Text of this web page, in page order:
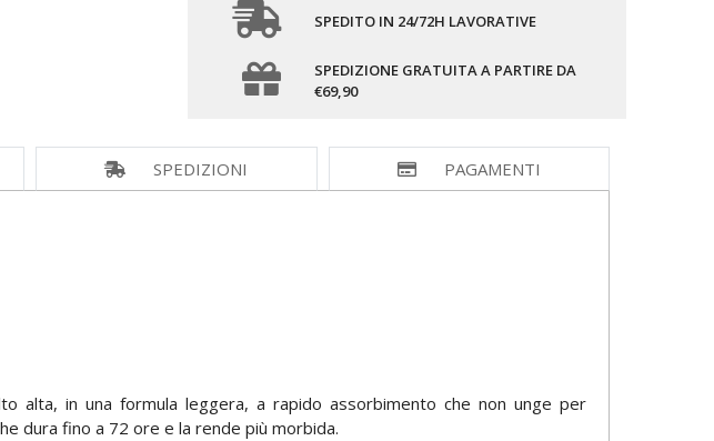
SPEDITO IN 24/72H LAVORATIVE
SPEDIZIONE GRATUITA A PARTIRE DA
€69,90
SPEDIZIONI PAGAMENTI
alta, in una formula leggera, a rapido assorbimento che non unge per
dura fino a 72 ore e la rende più morbida.